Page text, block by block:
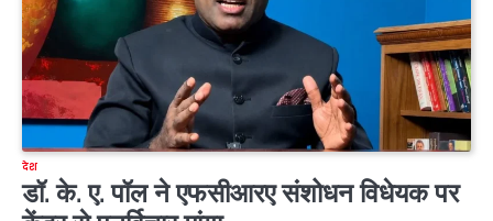
देश
डॉ. के. ए. पॉल ने एफसीआरए संशोधन विधेयक पर